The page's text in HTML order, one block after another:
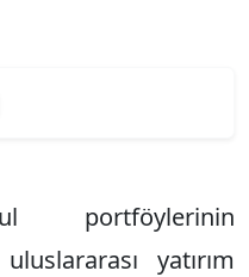
portföylerinin
yatırım